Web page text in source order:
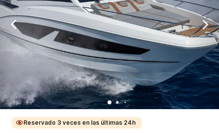
Reservado 3 veces en las últimas 24h